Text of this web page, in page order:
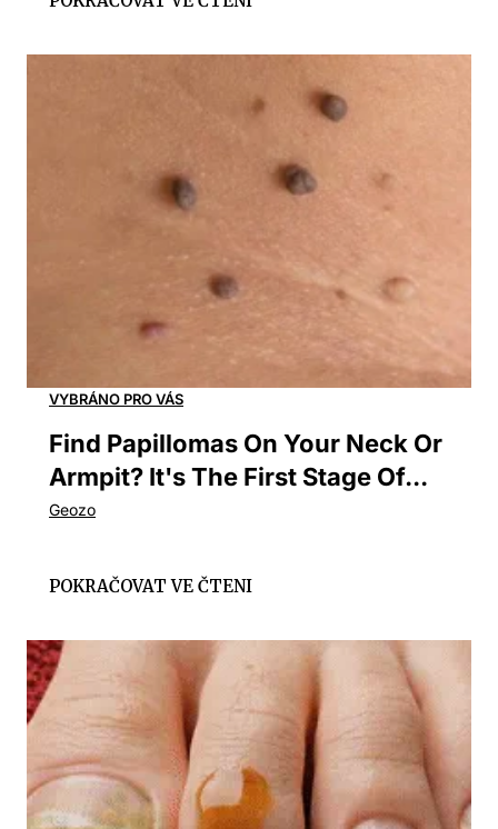
Find Papillomas On Your Neck Or
Armpit? It's The First Stage Of...